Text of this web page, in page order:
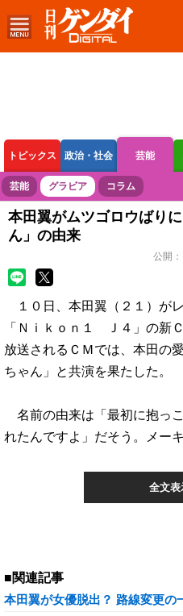
トピックス 政治・社会 芸能
ボートレース 競輪 オートレース
芸能 グラビア コラム
本田翼がムツゴロウばり
ん」の由来
公開：
１０日、本田翼（２１）が
「Ｎｉｋｏｎ１ Ｊ４」の新
放送されるＣＭでは、本田の
ちゃん」と共演を果たした。
名前の由来は「最初に抱っ
れたんですよ」だそう。メー
全文表
■関連記事
本田翼が女優脱出？ 路線変更の